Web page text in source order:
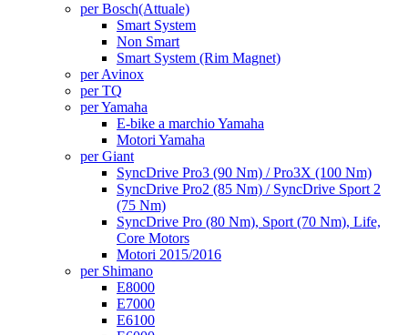
per Bosch(Attuale)
Smart System
Non Smart
Smart System (Rim Magnet)
per Avinox
per TQ
per Yamaha
E-bike a marchio Yamaha
Motori Yamaha
per Giant
SyncDrive Pro3 (90 Nm) / Pro3X (100 Nm)
SyncDrive Pro2 (85 Nm) / SyncDrive Sport 2
(75 Nm)
SyncDrive Pro (80 Nm), Sport (70 Nm), Life,
Core Motors
Motori 2015/2016
per Shimano
E8000
E7000
E6100